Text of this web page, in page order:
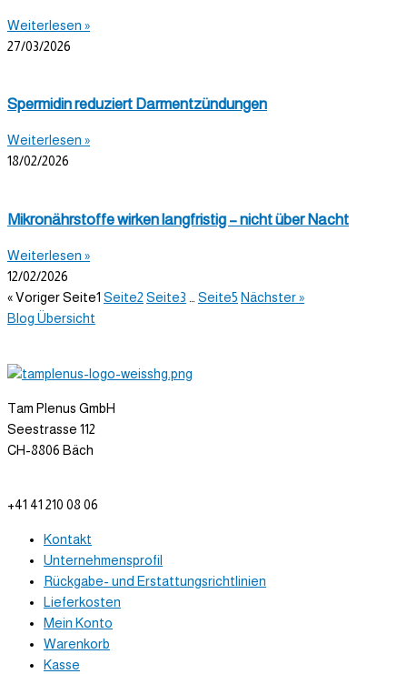
Weiterlesen »
27/03/2026
Spermidin reduziert Darmentzündungen
Weiterlesen »
18/02/2026
Mikronährstoffe wirken langfristig – nicht über Nacht
Weiterlesen »
12/02/2026
« VorigerSeite1 Seite2 Seite3 Seite5 Nächster »
Blog Übersicht
Tam Plenus GmbH
Seestrasse 112
CH-8806 Bäch
+41 41 210 08 06
Kontakt
Unternehmensprofil
Rückgabe- und Erstattungsrichtlinien
Lieferkosten
Mein Konto
Warenkorb
Kasse